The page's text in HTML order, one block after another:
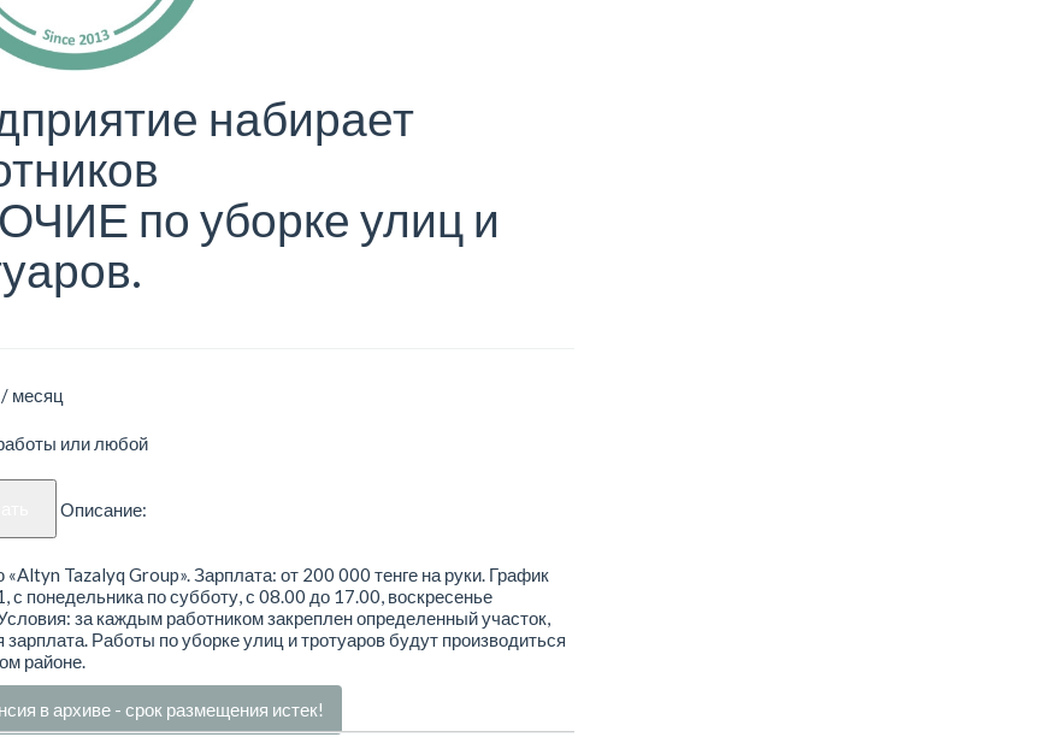
набирает
по уборке улиц и
месяц
или любой
Описание:
Tazalyq Group». Зарплата: от 200 000 тенге на руки. График
с понедельника по субботу, с 08.00 до 17.00, воскресенье
за каждым работником закреплен определенный участок,
зарплата. Работы по уборке улиц и тротуаров будут производиться
районе.
в архиве - срок размещения истек!